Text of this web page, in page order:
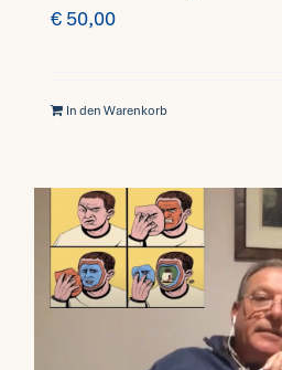
€ 50,00
In den Warenkorb